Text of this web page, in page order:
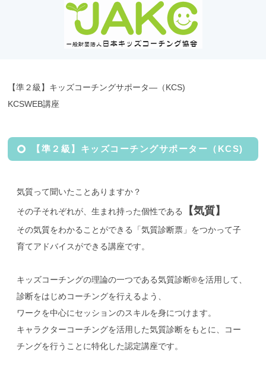
【準２級】キッズコーチングサポータ―（KCS)
KCSWEB講座
【準２級】キッズコーチングサポーター（KCS)
気質って聞いたことありますか？
その子それぞれが、生まれ持った個性である 【気質】
その気質をわかることができる「気質診断票」をつかって子
育てアドバイスができる講座です。
キッズコーチングの理論の一つである気質診断®を活用して、
診断をはじめコーチングを行えるよう、
ワークを中心にセッションのスキルを身につけます。
キャラクターコーチングを活用した気質診断をもとに、コー
チングを行うことに特化した認定講座です。